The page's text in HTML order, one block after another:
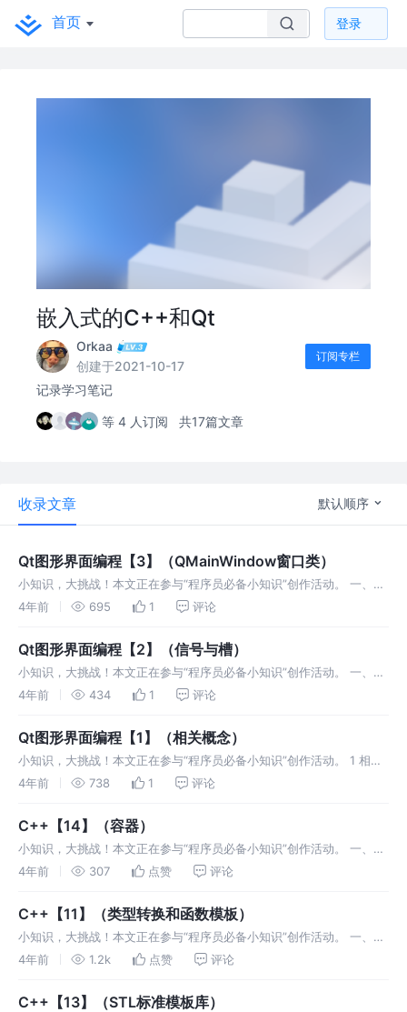
首页 登录
嵌入式的C++和Qt
Orkaa
创建于2021-10-17
订阅专栏
记录学习笔记
等 4 人订阅 共17篇文章
收录文章 默认顺序
Qt图形界面编程【3】（QMainWindow窗口类）
小知识，大挑战！本文正在参与“程序员必备小知识”创作活动。 一、
QMainWindow窗口类 QMainWindow也是一个窗口，相比QWidget来
4年前 695 1 评论
Qt图形界面编程【2】（信号与槽）
小知识，大挑战！本文正在参与“程序员必备小知识”创作活动。 一、信
号和槽 1.1 相关概念 ==信号槽==是 Qt 框架引以为豪的机制之一。所
4年前 434 1 评论
Qt图形界面编程【1】（相关概念）
小知识，大挑战！本文正在参与“程序员必备小知识”创作活动。 1 相关
概念 Qt是一个跨平台的C++图形用户界面应用程序框架。它为应用程
的，
4年前 738 1 评论
C++【14】（容器）
小知识，大挑战！本文正在参与“程序员必备小知识”创作活动。 一、常
用容器 1.1 string容器 1.1.1 相关概念 C风格字符串(以空字符结尾的字符
4年前 307 点赞 评论
C++【11】（类型转换和函数模板）
小知识，大挑战！本文正在参与“程序员必备小知识”创作活动。 一、
C++类型转换 C++几乎完全兼容C语言 C语言中的类型转换有两种：
4年前 1.2k 点赞 评论
C++【13】（STL标准模板库）